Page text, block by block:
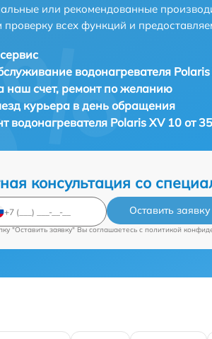
или рекомендованные
всех функций и
водонагревателя
наш счет, ремонт по желанию
курьера в день обращения
водонагревателя Polaris XV 10 от
консультация со
Оставить заявку
"Оставить заявку" Вы соглашаетесь c политикой